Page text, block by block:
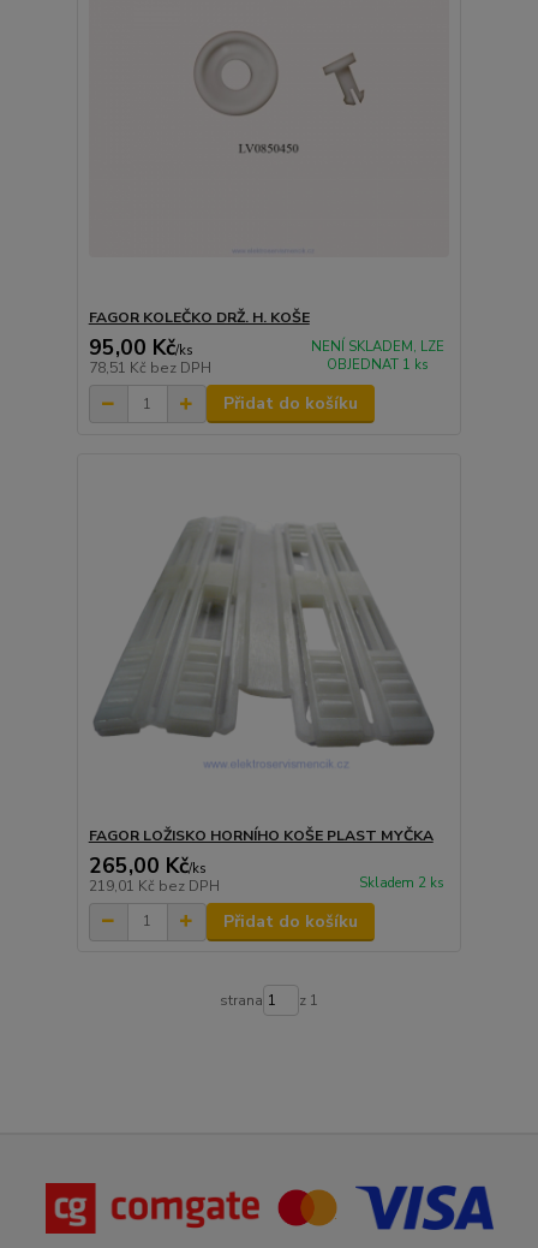
FAGOR KOLEČKO DRŽ. H. KOŠE
95,00 Kč/ks
78,51 Kč bez DPH
NENÍ SKLADEM, LZE
OBJEDNAT 1 ks
Přidat do košíku
FAGOR LOŽISKO HORNÍHO KOŠE PLAST MYČKA
265,00 Kč/ks
219,01 Kč bez DPH Skladem 2 ks
Přidat do košíku
strana z 1